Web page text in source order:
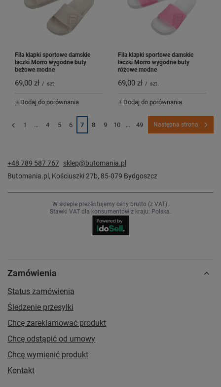
Fila klapki sportowe damskie
laczki Morro wygodne buty
beżowe modne
69,00 zł / szt.
+ Dodaj do porównania
Fila klapki sportowe damskie
laczki Morro wygodne buty
różowe modne
69,00 zł / szt.
+ Dodaj do porównania
1 ... 4 5 6 7 8 9 10 ... 49 Następna strona
+48 789 587 767 sklep@butomania.pl
Butomania.pl , Kościuszki 27b, 85-079 Bydgoszcz
W sklepie prezentujemy ceny brutto (z VAT).
Stawki VAT dla konsumentów z kraju: Polska.
Zamówienia
Status zamówienia
Śledzenie przesyłki
Chcę zareklamować produkt
Chcę odstąpić od umowy
Chcę wymienić produkt
Kontakt